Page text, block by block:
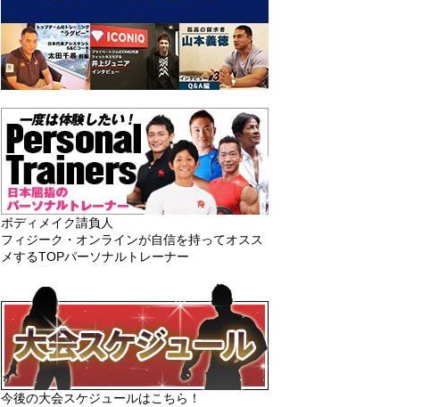
ボディメイク請負人
フィジーク・オンラインが自信を持ってオスス
メするTOPパーソナルトレーナー
今後の大会スケジュールはこちら！